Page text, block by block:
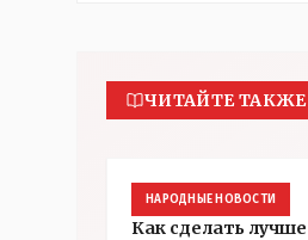
ЧИТАЙТЕ ТАКЖЕ
НАРОДНЫЕ НОВОСТИ
Как сделать лучше